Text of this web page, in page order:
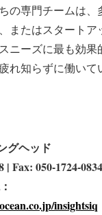
の専門チームは、
またはスタートア
ニーズに最も効果
れ知らずに働いて
グヘッド
| Fax: 050-1724-0834
insightsiq